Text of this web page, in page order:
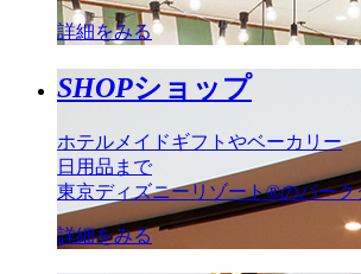
詳細をみる
SHOPショップ
ホテルメイドギフトやベーカリー
日用品まで
東京ディズニーリゾート®のパーク
詳細をみる